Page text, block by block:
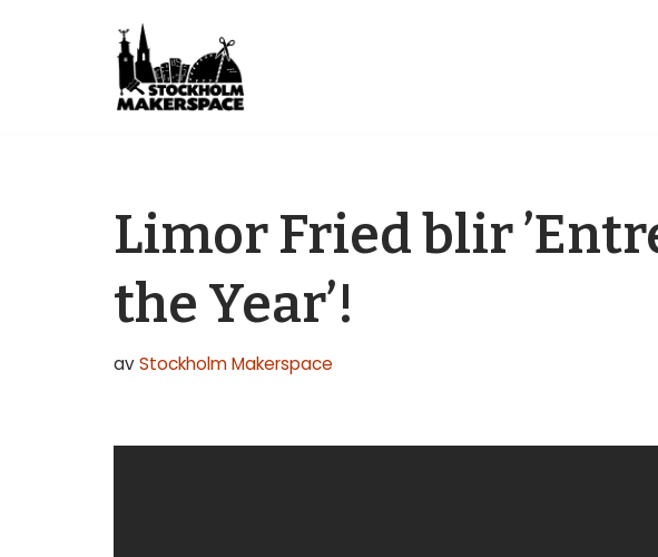
Limor Fried blir
the Year’!
avStockholm Makerspace